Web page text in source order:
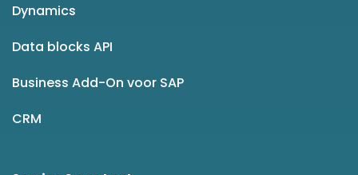
Dynamics
Data blocks API
Business Add-On voor SAP
CRM